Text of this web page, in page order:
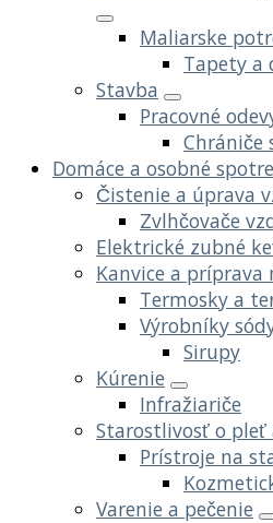
Maliarske
Tapety a
Stavba
Pracovné
Chrániče
Domáce a osobné
Čistenie a úprava
Zvlhčovače
Elektrické zubné
Kanvice a príprava
Termosky a
Výrobníky
Sirupy
Kúrenie
Infražiariče
Starostlivosť o pleť
Prístroje na
Varenie a pečenie